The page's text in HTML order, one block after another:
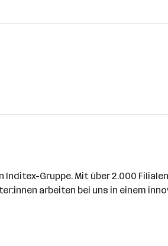
Gruppe. Mit über 2.000
arbeiten bei uns in einem